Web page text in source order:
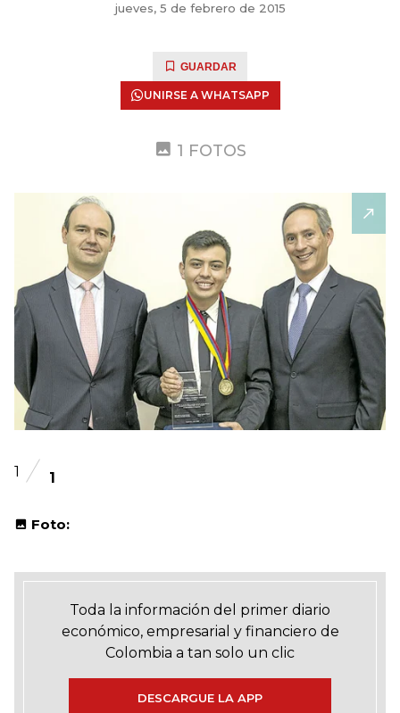
jueves, 5 de febrero de 2015
GUARDAR
UNIRSE A WHATSAPP
1 FOTOS
1 1
Foto:
Toda la información del primer diario
económico, empresarial y financiero de
Colombia a tan solo un clic
DESCARGUE LA APP